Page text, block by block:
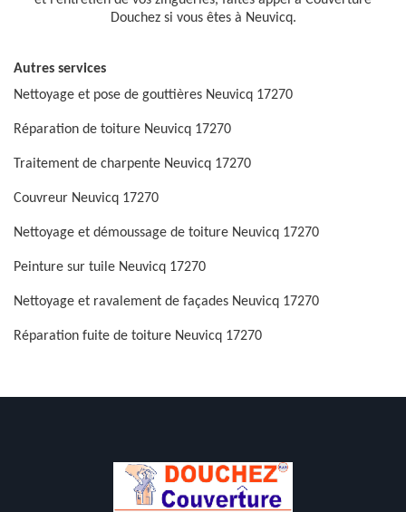
Douchez si vous êtes à Neuvicq.
Autres services
Nettoyage et pose de gouttières Neuvicq 17270
Réparation de toiture Neuvicq 17270
Traitement de charpente Neuvicq 17270
Couvreur Neuvicq 17270
Nettoyage et démoussage de toiture Neuvicq 17270
Peinture sur tuile Neuvicq 17270
Nettoyage et ravalement de façades Neuvicq 17270
Réparation fuite de toiture Neuvicq 17270